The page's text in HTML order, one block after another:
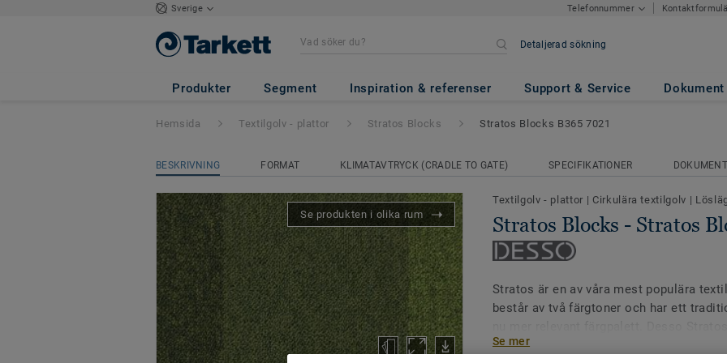
Sverige Telefonnummer
Detaljerad sökning
Produkter Segment Inspiration & referenser Support & Service Dokument
Stratos Blocks - Stratos Blocks B365 7021
Hemsida Textilgolv - plattor Stratos Blocks Stratos Blocks B365 7021
BESKRIVNING FORMAT KLIMATAVTRYCK (CRADLE TO GATE) SPECIFIKATIONER
Se produkten i olika rum
Textilgolv - plattor | Cirkulära textilgolv |
Stratos Blocks - Stratos
Stratos är en av våra mest populära
består av två färgtoner och har ett
6 färger, som enkelt kombineras med
Se mer